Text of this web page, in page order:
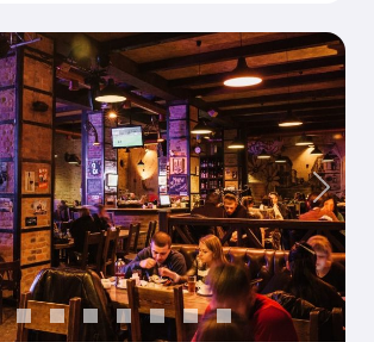
Next